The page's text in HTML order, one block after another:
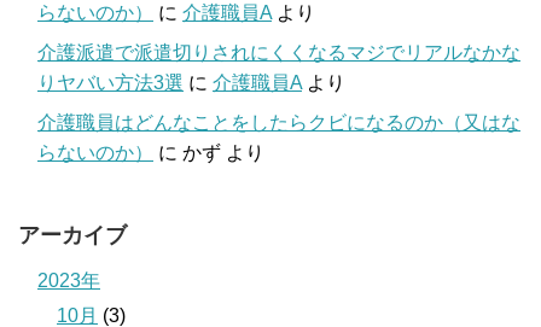
らないのか）
に 介護職員A より
介護派遣で派遣切りされにくくなるマジでリアルなかな
りヤバい方法3選 に 介護職員A より
介護職員はどんなことをしたらクビになるのか（又はな
らないのか）
に かず より
アーカイブ
2023年
10月 (3)